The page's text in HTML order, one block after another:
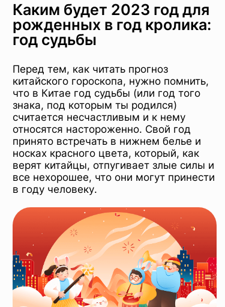
Каким будет 2023 год для
рожденных в год кролика:
год судьбы
Перед тем, как читать прогноз
китайского гороскопа, нужно помнить,
что в Китае год судьбы (или год того
знака, под которым ты родился)
считается несчастливым и к нему
относятся настороженно. Свой год
принято встречать в нижнем белье и
носках красного цвета, который, как
верят китайцы, отпугивает злые силы и
все нехорошее, что они могут принести
в году человеку.